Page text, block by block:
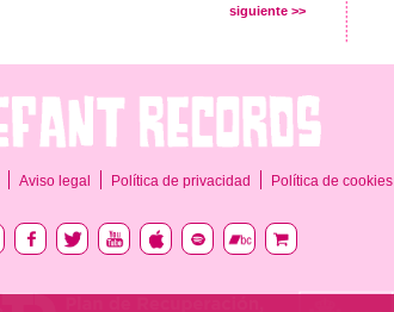
siguiente >>
Aviso legal Política de privacidad Política de cookies